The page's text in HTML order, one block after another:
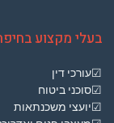
בעלי מקצוע
☑עורכי דין
☑סוכני ביטוח
☑יועצי משכנתאות